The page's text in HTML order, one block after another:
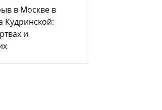
в Москве в
Кудринской:
и